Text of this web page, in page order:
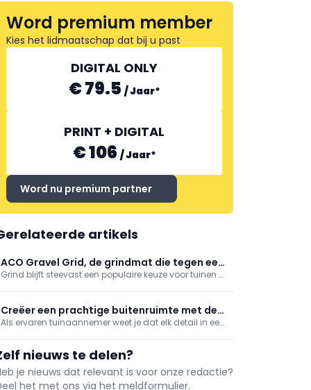
Word premium member
Kies het lidmaatschap dat bij u past
DIGITAL ONLY
€ 79.5 /Jaar*
PRINT + DIGITAL
€ 106 /Jaar*
Word nu premium partner
artikels
ACO Gravel Grid, de grindmat die tegen een
stootje kan
Grind blijft steevast een populaire keuze voor tuinen.
van ACO heb je alvast geen gedoe. Hun oersterke
grindmatten kunnen tegen een stootje en ...
Creëer een prachtige buitenruimte met de
oplossingen van ACO
Als ervaren tuinaannemer weet je dat elk detail in een
vaak over het hoofd wordt gezien, is de afwatering.
ACO begrijpt dit als geen ander en ...
nieuws te delen?
je nieuws dat relevant is voor onze redactie?
het met ons via het meldformulier.